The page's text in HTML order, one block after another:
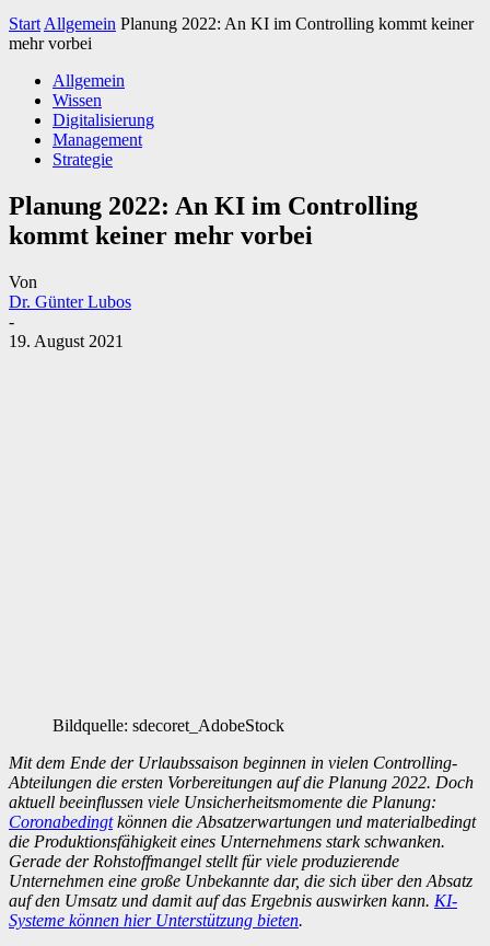
Start Allgemein Planung 2022: An KI im Controlling kommt keiner
mehr vorbei
Allgemein
Wissen
Digitalisierung
Management
Strategie
Planung 2022: An KI im Controlling
kommt keiner mehr vorbei
Von
Dr. Günter Lubos
-
19. August 2021
Bildquelle: sdecoret_AdobeStock
Mit dem Ende der Urlaubssaison beginnen in vielen Controlling-
Abteilungen die ersten Vorbereitungen auf die Planung 2022. Doch
aktuell beeinflussen viele Unsicherheitsmomente die Planung:
Coronabedingtkönnen die Absatzerwartungen und materialbedingt
die Produktionsfähigkeit eines Unternehmens stark schwanken.
Gerade der Rohstoffmangel stellt für viele produzierende
Unternehmen eine große Unbekannte dar, die sich über den Absatz
auf den Umsatz und damit auf das Ergebnis auswirken kann. KI-
Systeme können hier Unterstützung bieten.